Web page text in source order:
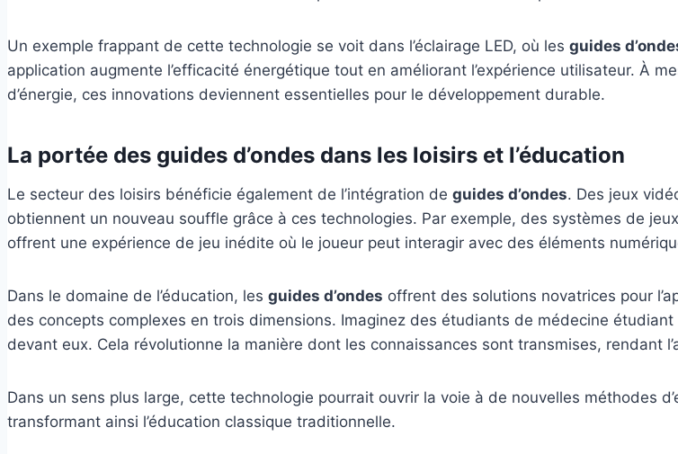
Un exemple frappant de cette technologie se voit dans l’éclairage LED, où les guides
application augmente l’efficacité énergétique tout en améliorant l’expérience utilisateur. À
d’énergie, ces innovations deviennent essentielles pour le développement durable.
La portée des guides d’ondes dans les loisirs et l’éducation
Le secteur des loisirs bénéficie également de l’intégration de guides d’ondes. Des jeux
obtiennent un nouveau souffle grâce à ces technologies. Par exemple, des systèmes de
offrent une expérience de jeu inédite où le joueur peut interagir avec des éléments
Dans le domaine de l’éducation, les guides d’ondes offrent des solutions novatrices pour
des concepts complexes en trois dimensions. Imaginez des étudiants de médecine
devant eux. Cela révolutionne la manière dont les connaissances sont transmises, rendant
Dans un sens plus large, cette technologie pourrait ouvrir la voie à de nouvelles méthodes
transformant ainsi l’éducation classique traditionnelle.